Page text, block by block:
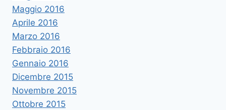
Maggio 2016
Aprile 2016
Marzo 2016
Febbraio 2016
Gennaio 2016
Dicembre 2015
Novembre 2015
Ottobre 2015